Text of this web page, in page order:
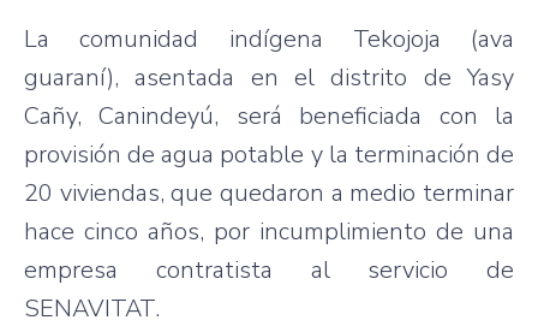
La comunidad indígena Tekojoja (ava
guaraní), asentada en el distrito de Yasy
Cañy, Canindeyú, será beneficiada con la
provisión de agua potable y la terminación de
20 viviendas, que quedaron a medio terminar
hace cinco años, por incumplimiento de una
empresa contratista al servicio de
SENAVITAT.